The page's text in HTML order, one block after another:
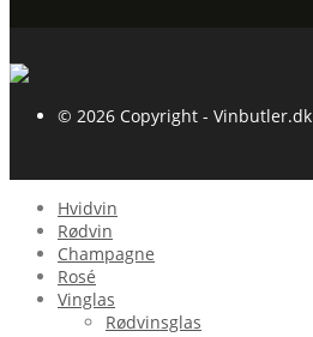
© 2026 Copyright - Vinbutler.dk
Hvidvin
Rødvin
Champagne
Rosé
Vinglas
Rødvinsglas